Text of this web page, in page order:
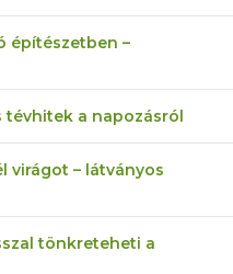
SZOMSZÉD
NEM MENŐ!
építészetben –
tévhitek a napozásról
virágot – látványos
tönkreteheti a